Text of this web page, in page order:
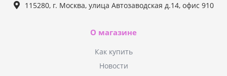
115280, г. Москва, улица Автозаводская д.14, офис 910
О магазине
Как купить
Новости